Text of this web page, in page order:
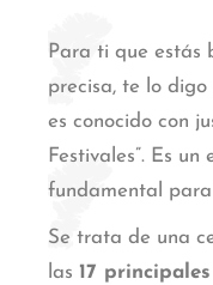
Para ti que estás
precisa, te lo digo
es conocido con
Festivales”. Es un
fundamental
Se trata de una
las 17